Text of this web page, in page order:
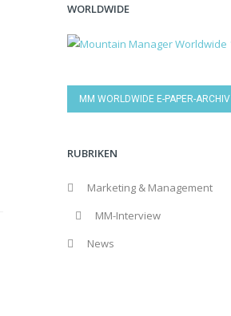
WORLDWIDE
MM WORLDWIDE E-PAPER-ARCHIV
RUBRIKEN
Marketing & Management
MM-Interview
News